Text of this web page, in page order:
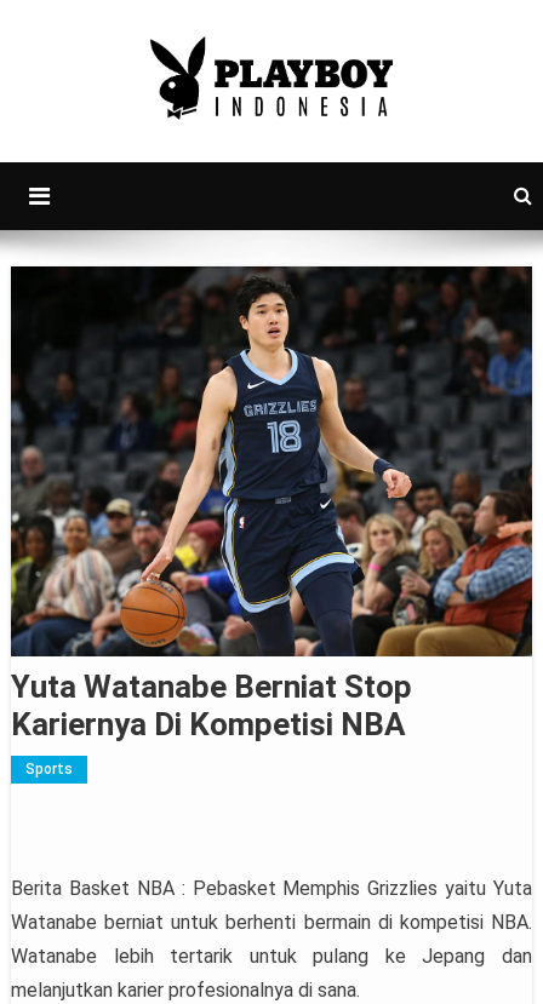
PlayboyID
Yuta Watanabe Berniat Stop
Kariernya Di Kompetisi NBA
Sports
Berita Basket NBA : Pebasket Memphis Grizzlies yaitu Yuta
Watanabe berniat untuk berhenti bermain di kompetisi NBA.
Watanabe lebih tertarik untuk pulang ke Jepang dan
melanjutkan karier profesionalnya di sana.